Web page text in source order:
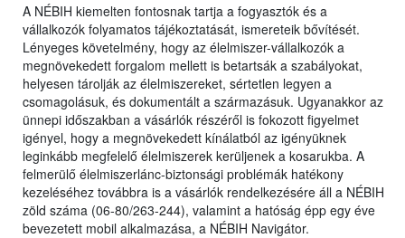
A NÉBIH kiemelten fontosnak tartja a fogyasztók és a
vállalkozók folyamatos tájékoztatását, ismereteik bővítését.
Lényeges követelmény, hogy az élelmiszer-vállalkozók a
megnövekedett forgalom mellett is betartsák a szabályokat,
helyesen tárolják az élelmiszereket, sértetlen legyen a
csomagolásuk, és dokumentált a származásuk. Ugyanakkor az
ünnepi időszakban a vásárlók részéről is fokozott figyelmet
igényel, hogy a megnövekedett kínálatból az igényüknek
leginkább megfelelő élelmiszerek kerüljenek a kosarukba. A
felmerülő élelmiszerlánc-biztonsági problémák hatékony
kezeléséhez továbbra is a vásárlók rendelkezésére áll a NÉBIH
zöld száma (06-80/263-244), valamint a hatóság épp egy éve
bevezetett mobil alkalmazása, a NÉBIH Navigátor.